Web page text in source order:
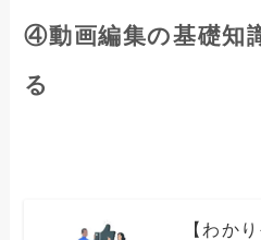
④動画編集の基礎知
る
【わか